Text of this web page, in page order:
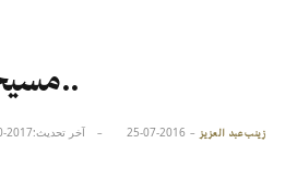
مسيحية قسطنطين..
زينب عبد العزيز 2016-07-25 آخر تحديث:2017-10-15